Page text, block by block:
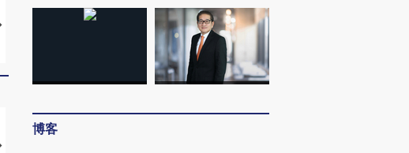
马航飞行员跨国走私7万
视线｜被称为“蟑螂”的印
度Z世代 用街头抗争将教
育部长拱下台
视线｜“入侵”还是“人道危
飞地休达
【推广】走进第四届链博
博客